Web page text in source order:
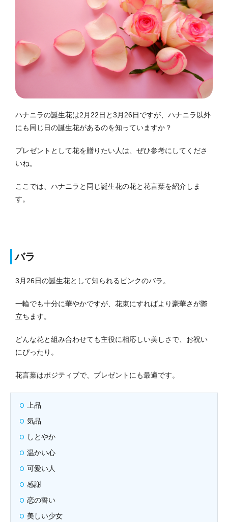
ハナニラの誕生花は2月22日と3月26日ですが、ハナニラ以外
にも同じ日の誕生花があるのを知っていますか？
プレゼントとして花を贈りたい人は、ぜひ参考にしてくださ
いね。
ここでは、ハナニラと同じ誕生花の花と花言葉を紹介しま
す。
バラ
3月26日の誕生花として知られるピンクのバラ。
一輪でも十分に華やかですが、花束にすればより豪華さが際
立ちます。
どんな花と組み合わせても主役に相応しい美しさで、お祝い
にぴったり。
花言葉はポジティブで、プレゼントにも最適です。
上品
気品
しとやか
温かい心
可愛い人
感謝
恋の誓い
美しい少女